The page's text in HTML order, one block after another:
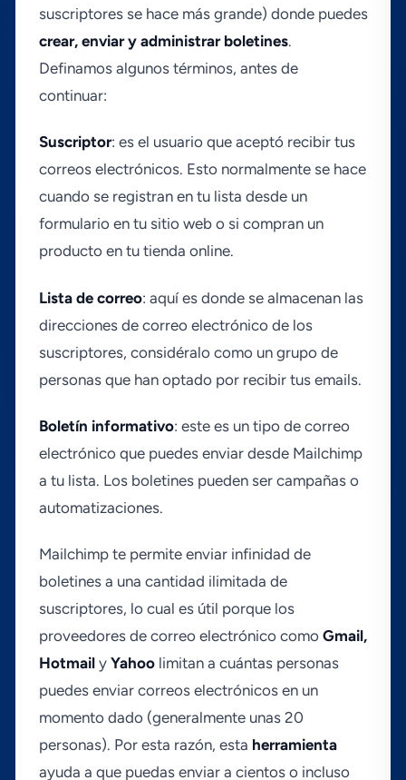
suscriptores se hace más grande) donde puedes
crear, enviar y administrar boletines.
Definamos algunos términos, antes de
continuar:
Suscriptor: es el usuario que aceptó recibir tus
correos electrónicos. Esto normalmente se hace
cuando se registran en tu lista desde un
formulario en tu sitio web o si compran un
producto en tu tienda online.
Lista de correo: aquí­ es donde se almacenan las
direcciones de correo electrónico de los
suscriptores, considéralo como un grupo de
personas que han optado por recibir tus emails.
Boletí­n informativo: este es un tipo de correo
electrónico que puedes enviar desde Mailchimp
a tu lista. Los boletines pueden ser campañas o
automatizaciones.
Mailchimp te permite enviar infinidad de
boletines a una cantidad ilimitada de
suscriptores, lo cual es útil porque los
proveedores de correo electrónico como Gmail,
Hotmail y Yahoolimitan a cuántas personas
puedes enviar correos electrónicos en un
momento dado (generalmente unas 20
personas). Por esta razón, esta herramienta
ayuda a que puedas enviar a cientos o incluso